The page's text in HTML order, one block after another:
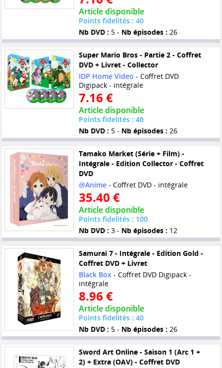
Article disponible
Points fidelités : 40
Nb DVD : 5 - Nb épisodes : 26
Super Mario Bros - Partie 2 - Coffret
DVD + Livret - Collector
IDP Home Video - Coffret DVD
Digipack - intégrale
7.16 €
Article disponible
Points fidelités : 40
Nb DVD : 5 - Nb épisodes : 26
Tamako Market (Série + Film) -
Intégrale - Edition Collector - Coffret
DVD
@Anime- Coffret DVD - intégrale
35.40 €
Article disponible
Points fidelités : 100
Nb DVD : 3 - Nb épisodes : 12
Samurai 7 - Intégrale - Edition Gold -
Coffret DVD + Livret
Black Box- Coffret DVD Digipack -
intégrale
8.96 €
Article disponible
Points fidelités : 40
Nb DVD : 5 - Nb épisodes : 26
Sword Art Online - Saison 1 (Arc 1 +
2) + Extra (OAV) - Coffret DVD